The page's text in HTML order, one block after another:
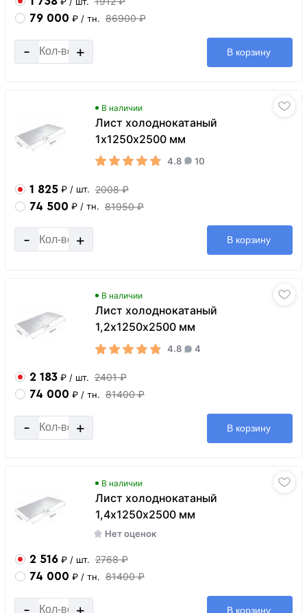
79 000 ₽ / тн. 86900 ₽
- + В корзину
В наличии
Лист холоднокатаный
1х1250х2500 мм
4.8 10
1 825 ₽ / шт. 2008 ₽
74 500 ₽ / тн. 81950 ₽
- + В корзину
В наличии
Лист холоднокатаный
1,2х1250х2500 мм
4.8 4
2 183 ₽ / шт. 2401 ₽
74 000 ₽ / тн. 81400 ₽
- + В корзину
В наличии
Лист холоднокатаный
1,4х1250х2500 мм
Нет оценок
2 516 ₽ / шт. 2768 ₽
74 000 ₽ / тн. 81400 ₽
В корзину